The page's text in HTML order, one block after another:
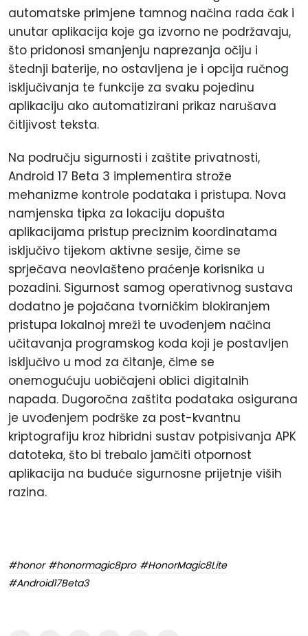
automatske primjene tamnog načina rada čak i
unutar aplikacija koje ga izvorno ne podržavaju,
što pridonosi smanjenju naprezanja očiju i
štednji baterije, no ostavljena je i opcija ručnog
isključivanja te funkcije za svaku pojedinu
aplikaciju ako automatizirani prikaz narušava
čitljivost teksta.
Na području sigurnosti i zaštite privatnosti,
Android 17 Beta 3 implementira strože
mehanizme kontrole podataka i pristupa. Nova
namjenska tipka za lokaciju dopušta
aplikacijama pristup preciznim koordinatama
isključivo tijekom aktivne sesije, čime se
sprječava neovlašteno praćenje korisnika u
pozadini. Sigurnost samog operativnog sustava
dodatno je pojačana tvorničkim blokiranjem
pristupa lokalnoj mreži te uvođenjem načina
učitavanja programskog koda koji je postavljen
isključivo u mod za čitanje, čime se
onemogućuju uobičajeni oblici digitalnih
napada. Dugoročna zaštita podataka osigurana
je uvođenjem podrške za post-kvantnu
kriptografiju kroz hibridni sustav potpisivanja APK
datoteka, što bi trebalo jamčiti otpornost
aplikacija na buduće sigurnosne prijetnje viših
razina.
#honor #honormagic8pro #HonorMagic8Lite
#Android17Beta3